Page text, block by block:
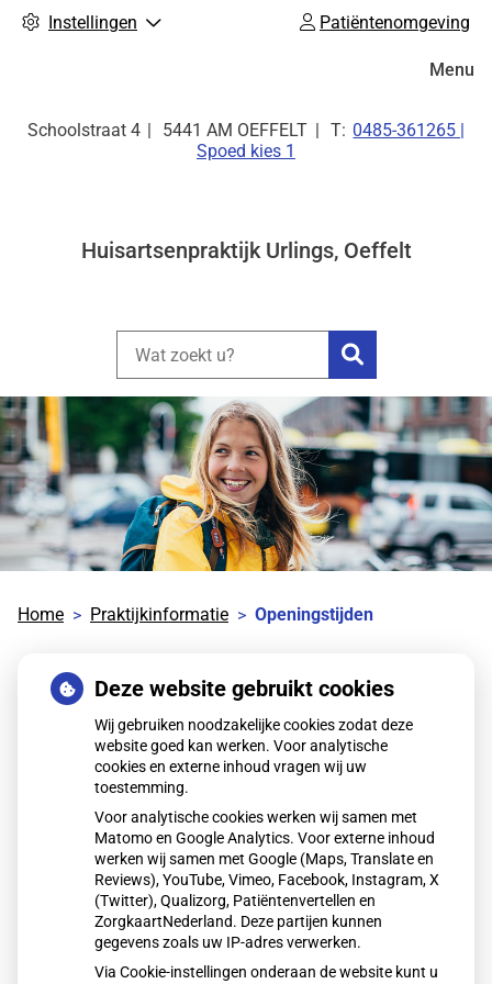
Instellingen Patiëntenomgeving
Schoolstraat 4 5441 AM OEFFELT Tel:
0485-361265 |
Spoed kies 1
Huisartsenpraktijk Urlings, Oeffelt
Zoeken
Menu
Home Praktijkinformatie Openingstijden
Openingstijden
Maandag:
8.00 – 12.30 13.00 – 17.00
Dinsdag:
Woensdag:
8.00 – 12.30 13.00 – 17.00
Donderdag:
8.00 – 12.30 13.00 – 17.00
Vrijdag:
8.00 – 12.30 13.00 – 17.00
Voor spoedgevallen in avond, nacht en
weekenddienst kunt U bellen met de Huisartsenpost:
0900 8880.
Deze website gebruikt cookies
Wij gebruiken noodzakelijke cookies zodat deze
website goed kan werken. Voor analytische
cookies en externe inhoud vragen wij uw
toestemming.
Voor analytische cookies werken wij samen met
Matomo en Google Analytics. Voor externe inhoud
werken wij samen met Google (Maps, Translate en
Reviews), YouTube, Vimeo, Facebook, Instagram, X
(Twitter), Qualizorg, Patiëntenvertellen en
ZorgkaartNederland. Deze partijen kunnen
gegevens zoals uw IP-adres verwerken.
Via Cookie-instellingen onderaan de website kunt u